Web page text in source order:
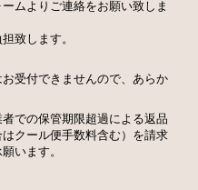
ムよりご連絡をお願い致しま
致します。
受付できませんので、あらか
での保管期限超過による返品
クール便手数料含む）を請求
います。